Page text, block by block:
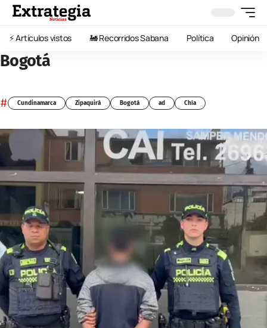
⚡️ Artículos vistos 🚂 Recorridos Sabana Política Opinión
Bogotá
# Cundinamarca Zipaquirá Bogotá ad Chía